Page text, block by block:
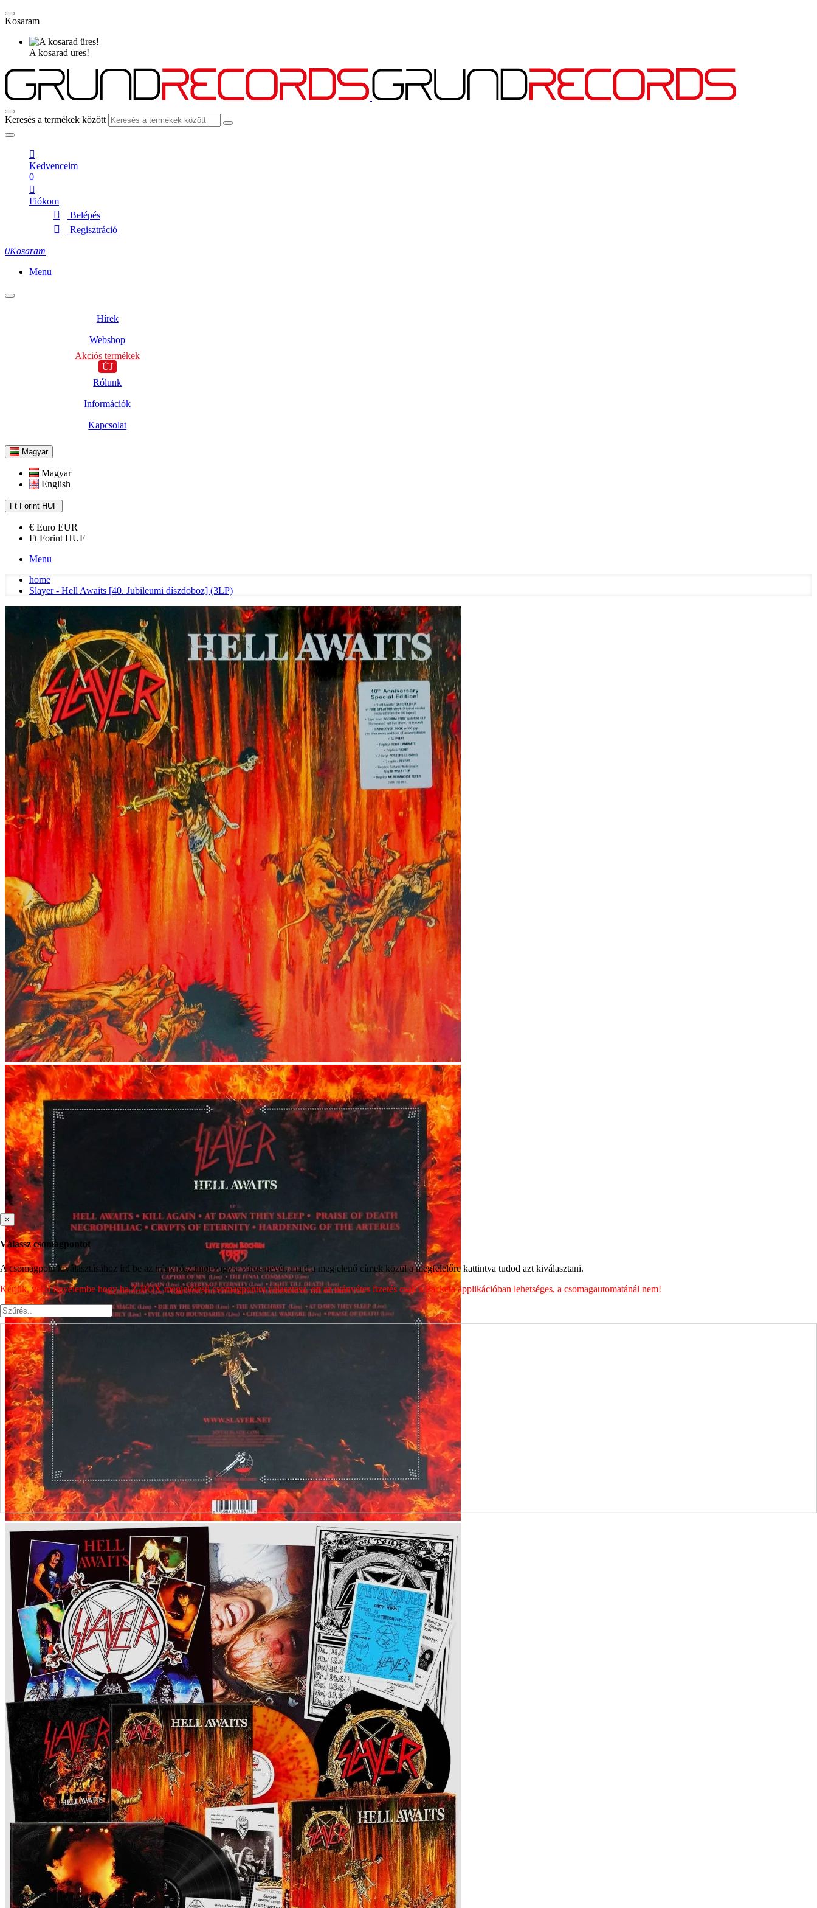
Kosaram
A kosarad üres!
Keresés a termékek között
Kedvenceim
0
Fiókom
Belépés
Regisztráció
0Kosaram
Menu
Hírek
Webshop
Akciós termékek
ÚJ
Rólunk
Információk
Kapcsolat
Magyar
Magyar
English
Ft Forint HUF
€ Euro EUR
Ft Forint HUF
Menu
home
Slayer - Hell Awaits [40. Jubileumi díszdoboz] (3LP)
×
Válassz csomagpontot
A csomagpont kiválasztásához írd be az irányítószámot vagy a város nevét, majd a megjelenő címek közül a megfelelőre kattintva tudod azt kiválasztani.
Kérjük, vedd figyelembe hogy ha Z-BOX megjelölésű csomagpontot választasz, ott az utánvétes fizetés csak a Packeta applikációban lehetséges, a csomagautomatánál nem!